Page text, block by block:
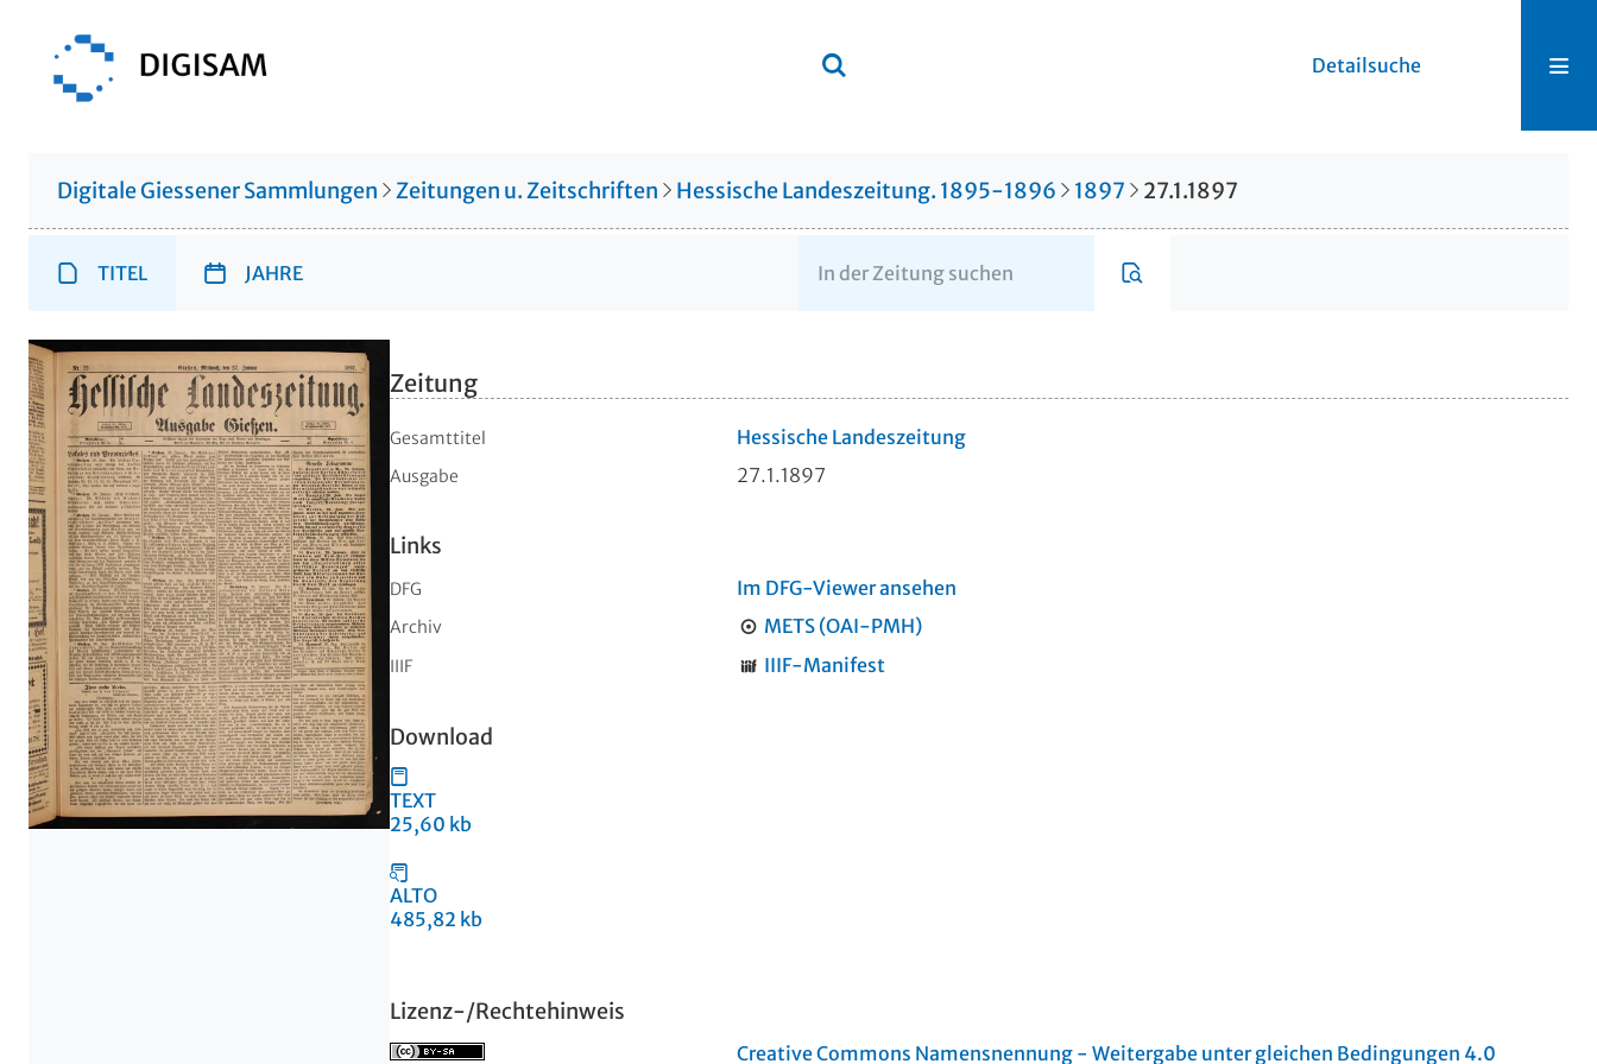
Detailsuche
Digitale Giessener Sammlungen Zeitungen u. Zeitschriften Hessische Landeszeitung. 1895-1896 1897 27.1.1897
TITEL JAHRE
Zeitung
Gesamttitel Hessische Landeszeitung
Ausgabe 27.1.1897
Links
DFG Im DFG-Viewer ansehen
Archiv METS (OAI-PMH)
IIIF IIIF-Manifest
Download
TEXT
25,60 kb
ALTO
485,82 kb
Lizenz-/Rechtehinweis
Creative Commons Namensnennung - Weitergabe unter gleichen Bedingungen 4.0